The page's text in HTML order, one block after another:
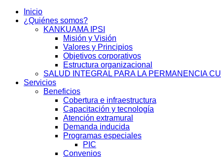
Inicio
¿Quiénes somos?
KANKUAMA IPSI
Misión y Visión
Valores y Principios
Objetivos corporativos
Estructura organizacional
SALUD INTEGRAL PARA LA PERMANENCIA
Servicios
Beneficios
Cobertura e infraestructura
Capacitación y tecnología
Atención extramural
Demanda inducida
Programas especiales
PIC
Convenios